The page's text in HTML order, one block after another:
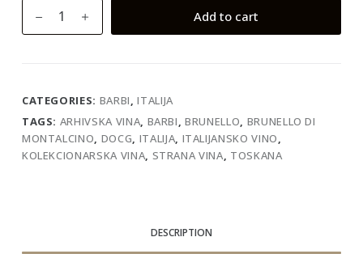
Add to cart
CATEGORIES: BARBI ,ITALIJA
TAGS: ARHIVSKA VINA BARBI ,BRUNELLO BRUNELLO DI
MONTALCINO DOCG ITALIJA ITALIJANSKO VINO
KOLEKCIONARSKA VINA STRANA VINA TOSKANA
DESCRIPTION